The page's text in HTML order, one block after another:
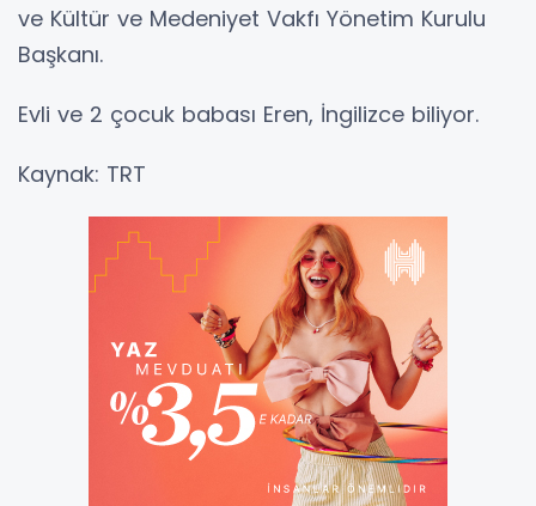
ve Kültür ve Medeniyet Vakfı Yönetim Kurulu
Başkanı.
Evli ve 2 çocuk babası Eren, İngilizce biliyor.
Kaynak: TRT